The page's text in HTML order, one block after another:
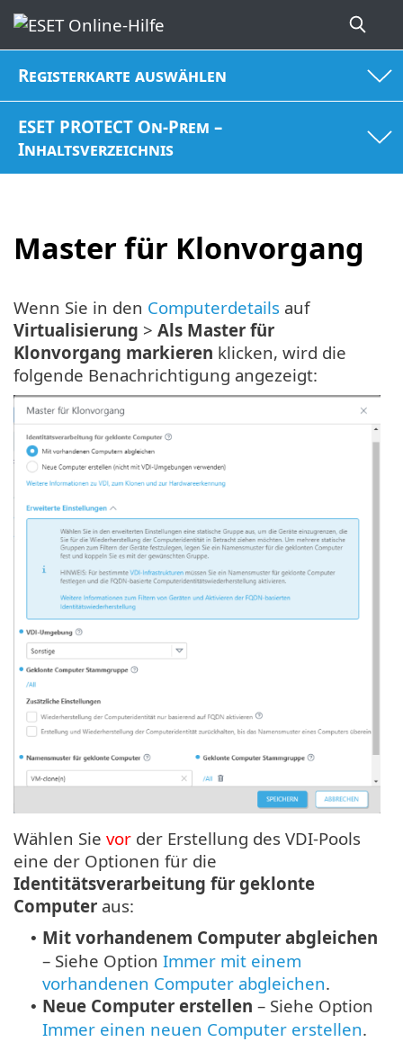
Registerkarte auswählen
ESET PROTECT On-Prem –
Inhaltsverzeichnis
Master für Klonvorgang
Wenn Sie in den Computerdetails auf
Virtualisierung > Als Master für
Klonvorgang markieren klicken, wird die
folgende Benachrichtigung angezeigt:
Wählen Sie vor der Erstellung des VDI-Pools
eine der Optionen für die
Identitätsverarbeitung für geklonte
Computer aus:
• Mit vorhandenem Computer abgleichen
– Siehe Option Immer mit einem
vorhandenen Computer abgleichen.
• Neue Computer erstellen – Siehe Option
Immer einen neuen Computer erstellen.